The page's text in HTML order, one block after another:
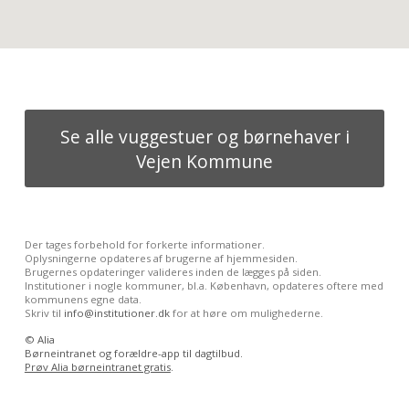
Se alle vuggestuer og børnehaver i
Vejen Kommune
Der tages forbehold for forkerte informationer.
Oplysningerne opdateres af brugerne af hjemmesiden.
Brugernes opdateringer valideres inden de lægges på siden.
Institutioner i nogle kommuner, bl.a. København, opdateres oftere med
kommunens egne data.
Skriv til info@institutioner.dkfor at høre om mulighederne.
© Alia
Børneintranet og forældre-app til dagtilbud.
Prøv Alia børneintranet gratis.